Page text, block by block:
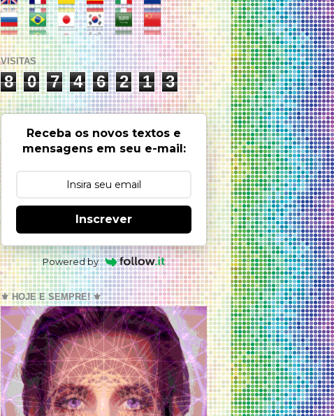
VISITAS
8 0 7 4 6 2 1 3
Receba os novos textos e
mensagens em seu e-mail:
Inscrever
Powered by
⚜️ HOJE E SEMPRE! ⚜️